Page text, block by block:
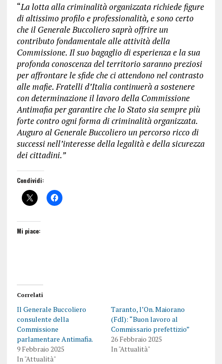
“La lotta alla criminalità organizzata richiede figure
di altissimo profilo e professionalità, e sono certo
che il Generale Buccoliero saprà offrire un
contributo fondamentale alle attività della
Commissione. Il suo bagaglio di esperienza e la sua
profonda conoscenza del territorio saranno preziosi
per affrontare le sfide che ci attendono nel contrasto
alle mafie. Fratelli d’Italia continuerà a sostenere
con determinazione il lavoro della Commissione
Antimafia per garantire che lo Stato sia sempre più
forte contro ogni forma di criminalità organizzata.
Auguro al Generale Buccoliero un percorso ricco di
successi nell’interesse della legalità e della sicurezza
dei cittadini.”
Condividi:
Mi piace:
Correlati
Il Generale Buccoliero
consulente della
Commissione
parlamentare Antimafia.
9 Febbraio 2025
In "Attualità"
Taranto, l’On. Maiorano
(FdI): “Buon lavoro al
Commissario prefettizio”
26 Febbraio 2025
In "Attualità"